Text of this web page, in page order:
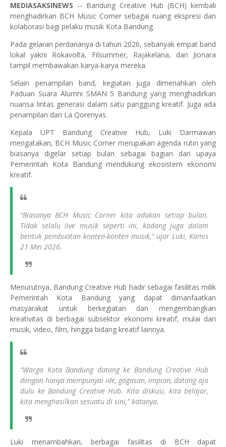
MEDIASAKSINEWS -- Bandung Creative Hub (BCH) kembali
menghadirkan BCH Music Corner sebagai ruang ekspresi dan
kolaborasi bagi pelaku musik Kota Bandung.
Pada gelaran perdananya di tahun 2026, sebanyak empat band
lokal yakni Rokavolta, Filsummer, Rajakelana, dan Jionara
tampil membawakan karya-karya mereka.
Selain penampilan band, kegiatan juga dimeriahkan oleh
Paduan Suara Alumni SMAN 5 Bandung yang menghadirkan
nuansa lintas generasi dalam satu panggung kreatif. Juga ada
penampilan dari La Qorenyas.
Kepala UPT Bandung Creative Hub, Luki Darmawan
mengatakan, BCH Music Corner merupakan agenda rutin yang
biasanya digelar setiap bulan sebagai bagian dari upaya
Pemerintah Kota Bandung mendukung ekosistem ekonomi
kreatif.
“Biasanya BCH Music Corner kita adakan setiap bulan.
Tidak selalu live musik seperti ini, kadang juga dalam
bentuk pembuatan konten-konten musik,” ujar Luki, Kamis
21 Mei 2026.
Menurutnya, Bandung Creative Hub hadir sebagai fasilitas milik
Pemerintah Kota Bandung yang dapat dimanfaatkan
masyarakat untuk berkegiatan dan mengembangkan
kreativitas di berbagai subsektor ekonomi kreatif, mulai dari
musik, video, film, hingga bidang kreatif lainnya.
“Warga Kota Bandung datang ke Bandung Creative Hub
dengan hanya mempunyai ide, gagasan, impian, datang aja
dulu ke Bandung Creative Hub. Kita diskusi, kita belajar,
kita menghasilkan sesuatu di sini,” katanya.
Luki menambahkan, berbagai fasilitas di BCH dapat